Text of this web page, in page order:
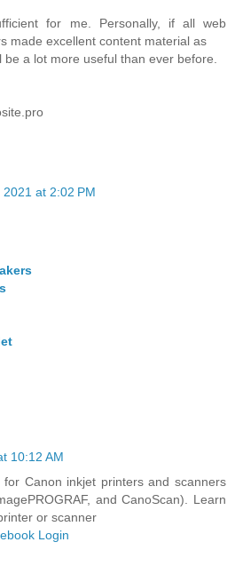
for me. Personally, if all web
made excellent content material as
a lot more useful than ever before.
2021 at 2:02 PM
10:12 AM
Canon inkjet printers and scanners
and CanoScan). Learn
or scanner
Login